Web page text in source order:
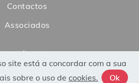
Contactos
Associados
POLÍTICAS
de Privacidade
site está a concordar com a sua
sobre o uso decookies. Ok